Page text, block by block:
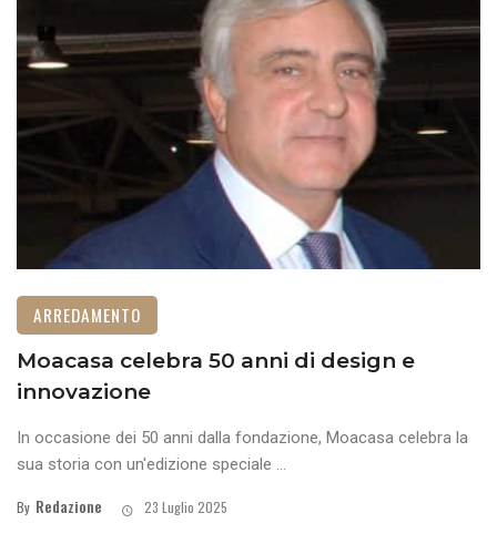
ARREDAMENTO
Moacasa celebra 50 anni di design e
innovazione
In occasione dei 50 anni dalla fondazione, Moacasa celebra la
sua storia con un'edizione speciale ...
By Redazione 23 Luglio 2025